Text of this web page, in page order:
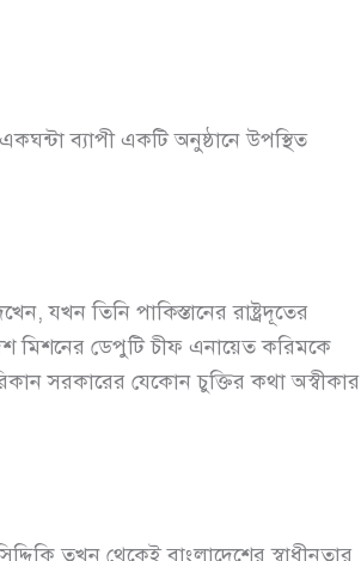
ব্যাপী একটি অনুষ্ঠানে উপস্থিত
যখন তিনি পাকিস্তানের রাষ্ট্রদূতের
মিশনের ডেপুটি চীফ এনায়েত করিমকে
সরকারের যেকোন চুক্তির কথা অস্বীকার
তখন থেকেই বাংলাদেশের স্বাধীনতার